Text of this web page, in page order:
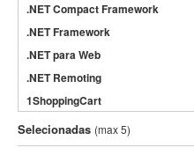
.NET Compact Framework
.NET Framework
.NET para Web
.NET Remoting
1ShoppingCart
3DS Max
3GSM
Selecionadas (max 5)